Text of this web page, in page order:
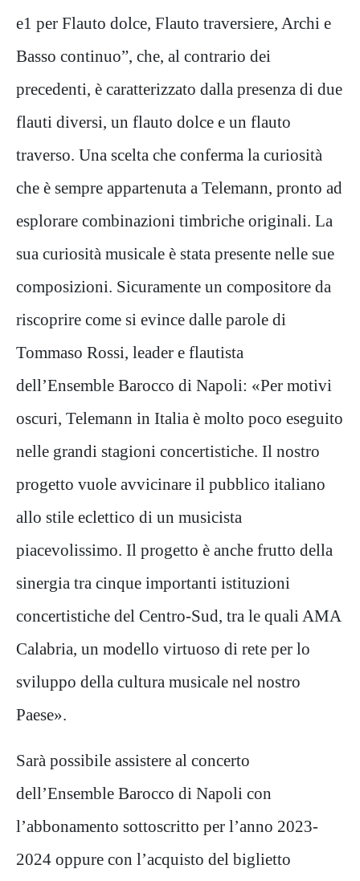
e1 per Flauto dolce, Flauto traversiere, Archi e
Basso continuo”, che, al contrario dei
precedenti, è caratterizzato dalla presenza di due
flauti diversi, un flauto dolce e un flauto
traverso. Una scelta che conferma la curiosità
che è sempre appartenuta a Telemann, pronto ad
esplorare combinazioni timbriche originali. La
sua curiosità musicale è stata presente nelle sue
composizioni. Sicuramente un compositore da
riscoprire come si evince dalle parole di
Tommaso Rossi, leader e flautista
dell’Ensemble Barocco di Napoli: «Per motivi
oscuri, Telemann in Italia è molto poco eseguito
nelle grandi stagioni concertistiche. Il nostro
progetto vuole avvicinare il pubblico italiano
allo stile eclettico di un musicista
piacevolissimo. Il progetto è anche frutto della
sinergia tra cinque importanti istituzioni
concertistiche del Centro-Sud, tra le quali AMA
Calabria, un modello virtuoso di rete per lo
sviluppo della cultura musicale nel nostro
Paese».
Sarà possibile assistere al concerto
dell’Ensemble Barocco di Napoli con
l’abbonamento sottoscritto per l’anno 2023-
2024 oppure con l’acquisto del biglietto